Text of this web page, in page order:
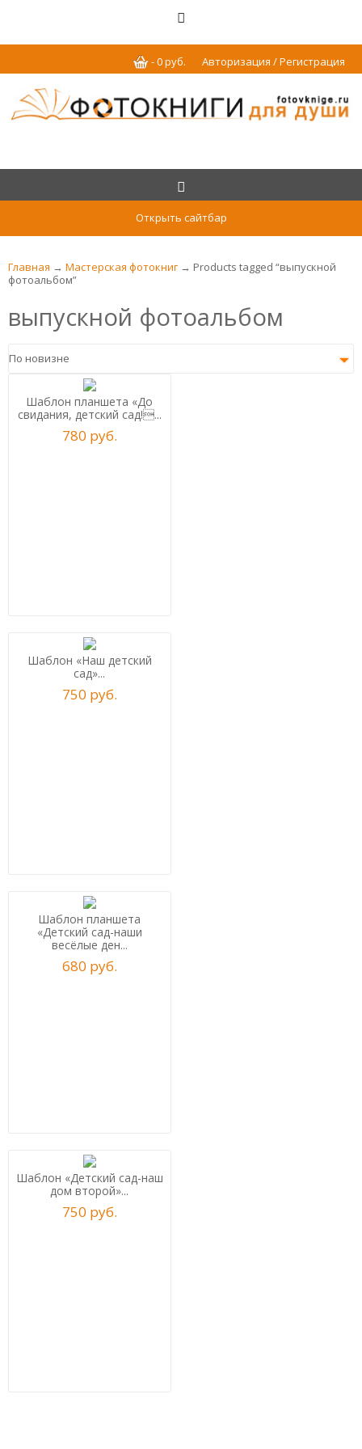
Авторизация / Регистрация
-0руб.
Открыть сайтбар
Главная → Мастерская фотокниг → Products tagged “выпускной
фотоальбом”
выпускной фотоальбом
Шаблон планшета «До
свидания, детский сад!...
780 руб.
Шаблон «Наш детский
сад»...
750 руб.
Шаблон планшета
«Детский сад-наши
весёлые ден...
680 руб.
Шаблон «Детский сад-наш
дом второй»...
750 руб.